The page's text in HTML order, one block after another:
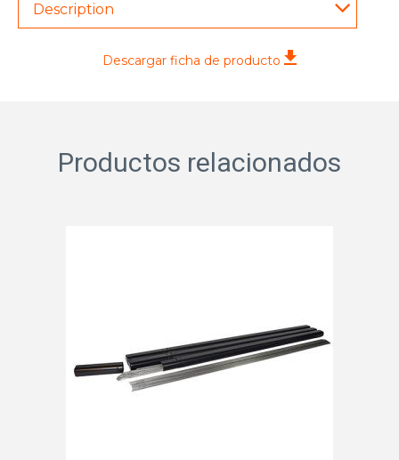
Description
Descargar ficha de producto
Productos relacionados